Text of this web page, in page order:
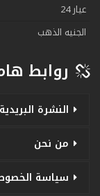
عيار 24
الجنيه الذهب
روابط
النشرة البريدية
من نحن
سياسة